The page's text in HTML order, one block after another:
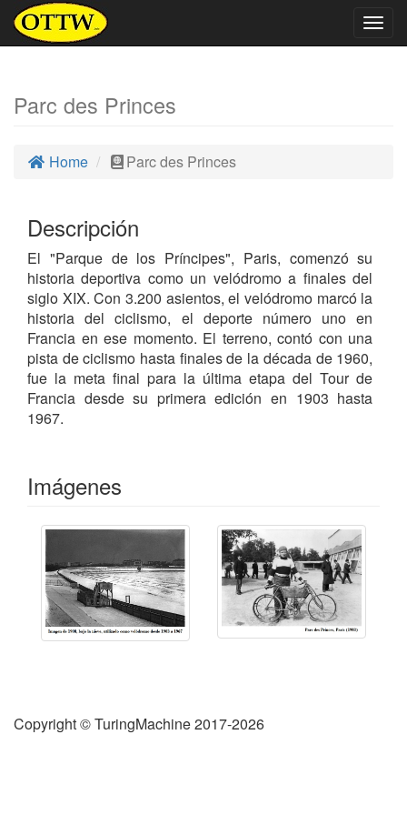
Parc des Princes
Home Parc des Princes
Descripción
El "Parque de los Príncipes", Paris, comenzó su
historia deportiva como un velódromo a finales del
siglo XIX. Con 3.200 asientos, el velódromo marcó la
historia del ciclismo, el deporte número uno en
Francia en ese momento. El terreno, contó con una
pista de ciclismo hasta finales de la década de 1960,
fue la meta final para la última etapa del Tour de
Francia desde su primera edición en 1903 hasta
1967.
Imágenes
Copyright © TuringMachine 2017-2026